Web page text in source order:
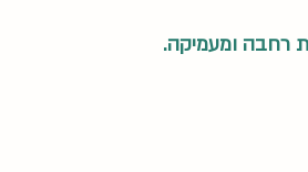
רחבה ומעמיקה.